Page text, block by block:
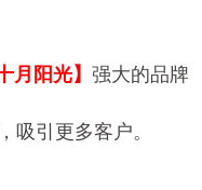
月阳光】 强大的品牌
吸引更多客户。